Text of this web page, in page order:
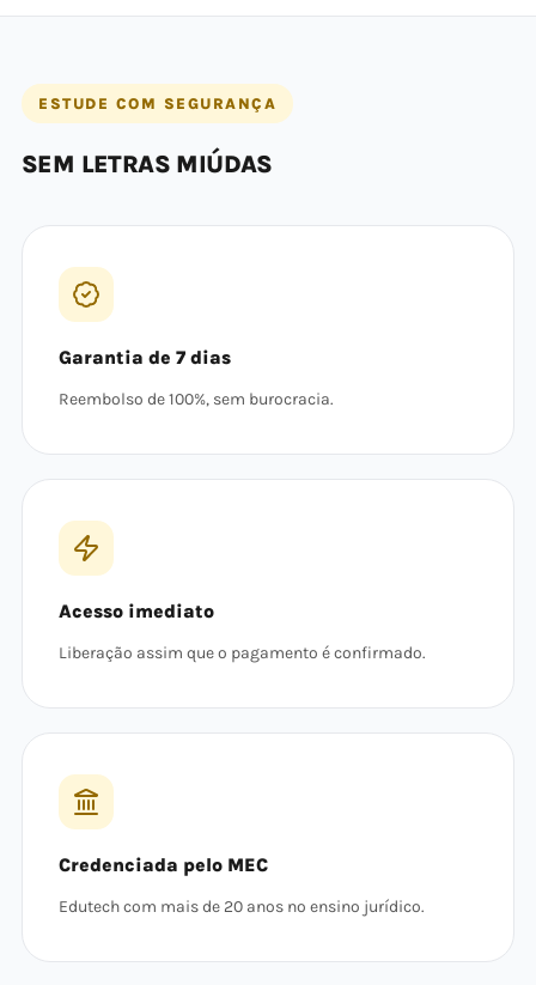
ESTUDE COM SEGURANÇA
SEM LETRAS MIÚDAS
Garantia de 7 dias
Reembolso de 100%, sem burocracia.
Acesso imediato
Liberação assim que o pagamento é confirmado.
Credenciada pelo MEC
Edutech com mais de 20 anos no ensino jurídico.